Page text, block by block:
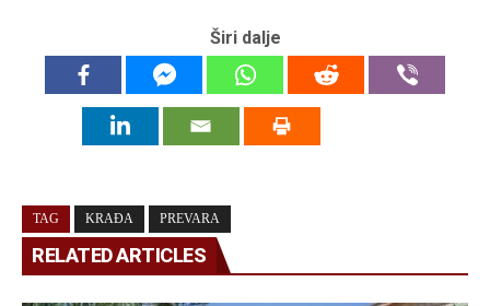
Širi dalje
TAG KRAĐA PREVARA
RELATED ARTICLES